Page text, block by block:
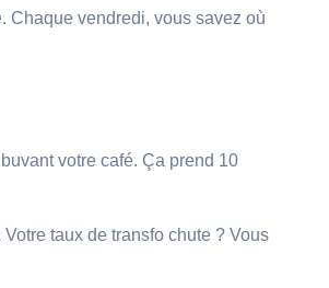
Chaque vendredi, vous savez où
votre café. Ça prend 10
taux de transfo chute ? Vous